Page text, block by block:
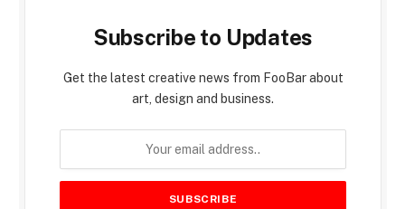
Subscribe to Updates
Get the latest creative news from FooBar about
art, design and business.